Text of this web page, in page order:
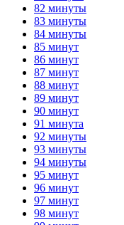
82 минуты
83 минуты
84 минуты
85 минут
86 минут
87 минут
88 минут
89 минут
90 минут
91 минута
92 минуты
93 минуты
94 минуты
95 минут
96 минут
97 минут
98 минут